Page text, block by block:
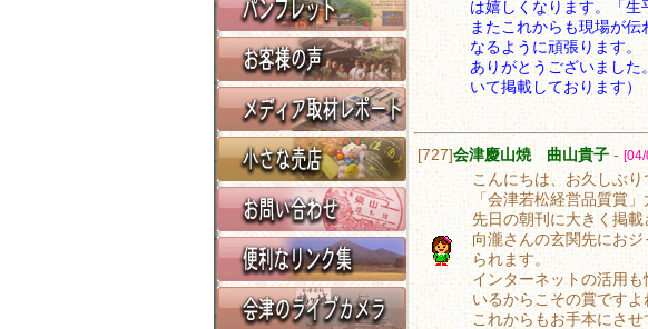
は嬉しくなります。「生
またこれからも現場が
なるように頑張ります。
ありがとうございまし
いて掲載しております）
[727]会津慶山焼 曲山貴子 -
こんにちは、お久しぶり
「会津若松経営品質賞
先日の朝刊に大きく掲載
向瀧さんの玄関先にお
られます。
インターネットの活用
いるからこその賞ですよ
これからもお手本にさ